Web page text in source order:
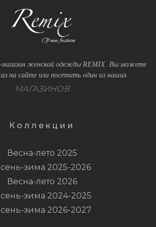
женской одежды REMIX. Вы можете
на сайте или посетить один из наших
МАГАЗИНОВ
Коллекции
Весна-лето 2025
зима 2025-2026
Весна-лето 2026
зима 2024-2025
зима 2026-2027